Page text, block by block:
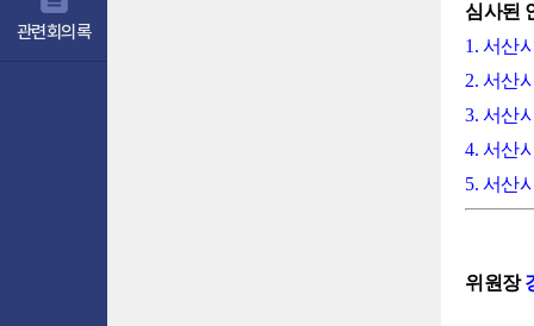
관련회의록
심사된
1. 서산
2. 서산
3. 서산
4. 서산
5. 서산
위원장